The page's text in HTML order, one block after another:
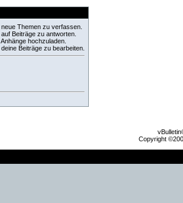
, neue Themen zu verfassen.
, auf Beiträge zu antworten.
, Anhänge hochzuladen.
, deine Beiträge zu bearbeiten.
Copyright